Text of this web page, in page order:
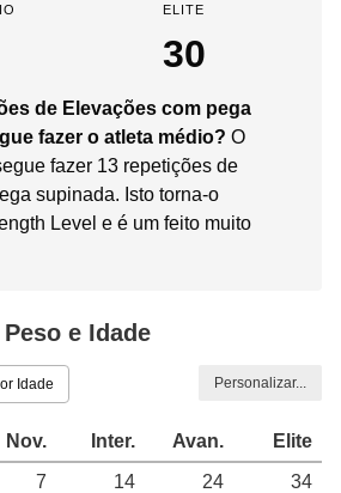
ELITE
30
de Elevações com pega
fazer o atleta médio? O
fazer 13 repetições de
supinada. Isto torna-o
Level e é um feito muito
e Idade
Idade Personalizar...
Nov. Inter. Avan.
Elite
7 14 24 34